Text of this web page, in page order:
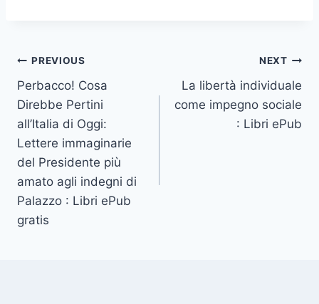
PREVIOUS
Perbacco! Cosa
Direbbe Pertini
all’Italia di Oggi:
Lettere immaginarie
del Presidente più
amato agli indegni di
Palazzo : Libri ePub
gratis
NEXT
La libertà individuale
come impegno sociale
: Libri ePub